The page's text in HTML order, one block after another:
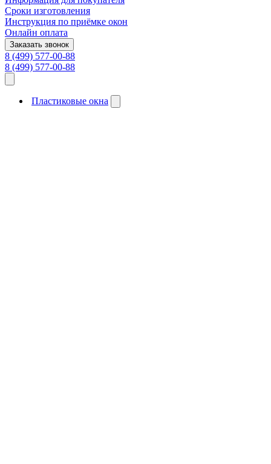
Сроки изготовления
Инструкция по приёмке окон
Онлайн оплата
Заказать звонок
8 (499) 577-00-88
8 (499) 577-00-88
Пластиковые окна